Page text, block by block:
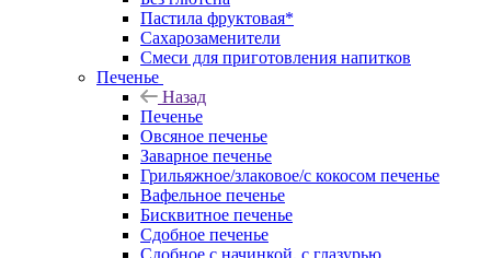
Пастила фруктовая*
Сахарозаменители
Смеси для приготовления напитков
Печенье
Назад
Печенье
Овсяное печенье
Заварное печенье
Грильяжное/злаковое/с кокосом печенье
Вафельное печенье
Бисквитное печенье
Сдобное печенье
Сдобное с начинкой, с глазурью